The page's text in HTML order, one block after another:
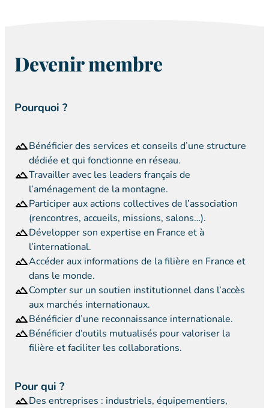
Devenir membre
Pourquoi ?
Bénéficier des services et conseils d’une structure
dédiée et qui fonctionne en réseau.
Travailler avec les leaders français de
l’aménagement de la montagne.
Participer aux actions collectives de l’association
(rencontres, accueils, missions, salons…).
Développer son expertise en France et à
l’international.
Accéder aux informations de la filière en France et
dans le monde.
Compter sur un soutien institutionnel dans l’accès
aux marchés internationaux.
Bénéficier d’une reconnaissance internationale.
Bénéficier d’outils mutualisés pour valoriser la
filière et faciliter les collaborations.
Pour qui ?
Des entreprises : industriels, équipementiers,